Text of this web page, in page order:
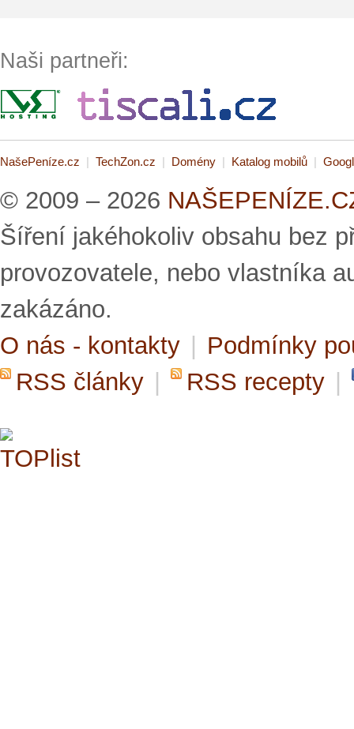
Naši partneři:
NašePeníze.cz | TechZon.cz | Domény | Katalog mobilů |
© 2009 – 2026
Šíření jakéhokoliv obsahu bez
provozovatele, nebo vlastníka
zakázáno.
O nás - kontakty
Podmínky
RSS články
RSS recepty